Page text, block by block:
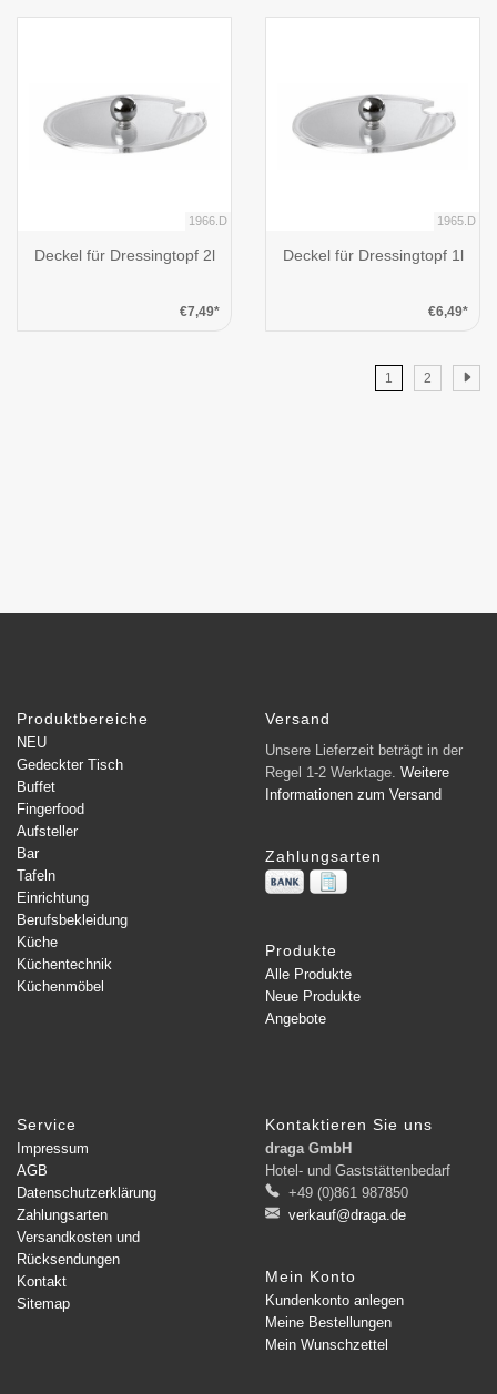
1966.D
Deckel für Dressingtopf 2l
€7,49*
1965.D
Deckel für Dressingtopf 1l
€6,49*
1 2
Produktbereiche
NEU
Gedeckter Tisch
Buffet
Fingerfood
Aufsteller
Bar
Tafeln
Einrichtung
Berufsbekleidung
Küche
Küchentechnik
Küchenmöbel
Versand
Unsere Lieferzeit beträgt in der
Regel 1-2 Werktage. Weitere
Informationen zum Versand
Zahlungsarten
Produkte
Alle Produkte
Neue Produkte
Angebote
Service
Impressum
AGB
Datenschutzerklärung
Zahlungsarten
Versandkosten und
Rücksendungen
Kontakt
Sitemap
Kontaktieren Sie uns
draga GmbH
Hotel- und Gaststättenbedarf
+49 (0)861 987850
verkauf@draga.de
Mein Konto
Kundenkonto anlegen
Meine Bestellungen
Mein Wunschzettel